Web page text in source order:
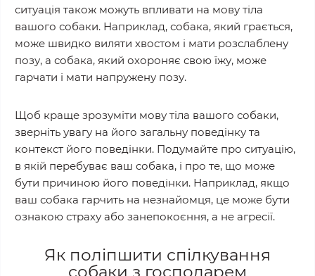
ситуація також можуть впливати на мову тіла
вашого собаки. Наприклад, собака, який грається,
може швидко виляти хвостом і мати розслаблену
позу, а собака, який охороняє свою їжу, може
гарчати і мати напружену позу.
Щоб краще зрозуміти мову тіла вашого собаки,
зверніть увагу на його загальну поведінку та
контекст його поведінки. Подумайте про ситуацію,
в якій перебуває ваш собака, і про те, що може
бути причиною його поведінки. Наприклад, якщо
ваш собака гарчить на незнайомця, це може бути
ознакою страху або занепокоєння, а не агресії.
Як поліпшити спілкування
собаки з господарем